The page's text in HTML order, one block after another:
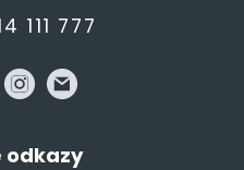
111 777
odkazy